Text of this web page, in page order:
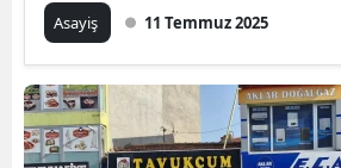
Asayiş 11 Temmuz 2025